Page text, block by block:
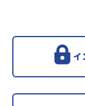
イ